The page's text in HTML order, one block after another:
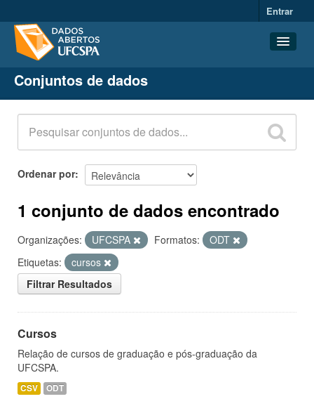
Entrar
Conjuntos de dados
Organizações
Grupos
Sobre
Conjuntos de dados
Ordenar por
1 conjunto de dados encontrado
Organizações: UFCSPA Formatos:
ODT
Etiquetas:
cursos
Filtrar Resultados
Cursos
Relação de cursos de graduação e pós-graduação da
UFCSPA.
CSV ODT